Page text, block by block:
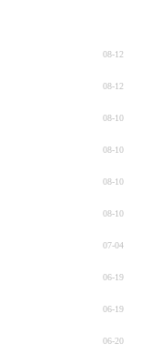
08-12
08-12
08-10
08-10
08-10
08-10
07-04
06-19
06-19
06-20